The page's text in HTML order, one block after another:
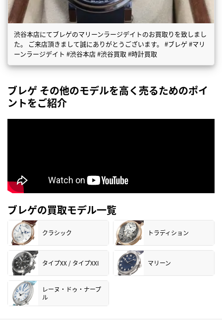
渋谷本店にてブレゲのマリーンラージデイトのお買取りを致しまし
た。 ご来店頂きまして誠にありがとうございます。 #ブレゲ #マリ
ーンラージデイト #渋谷本店 #渋谷買取 #時計買取
ブレゲ その他のモデルを高く売るためのポイ
ントをご紹介
ブレゲの買取モデル一覧
クラシック トラディション
タイプXX / タイプXXI マリーン
レーヌ・ドゥ・ナープ
ル